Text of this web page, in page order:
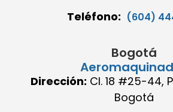
Teléfono: (604)
Bogotá
Dirección: Cl. 18 #25-44,
Bogotá